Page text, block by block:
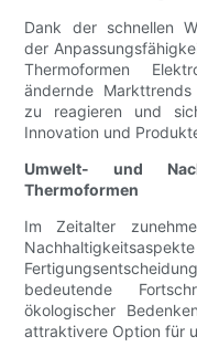
Dank der schnellen
der
Thermoformen
ändernde
zu reagieren und
Innovation und
Umwelt- und
Thermoformen
Im Zeitalter
bedeutende
ökologischer
attraktivere Option für